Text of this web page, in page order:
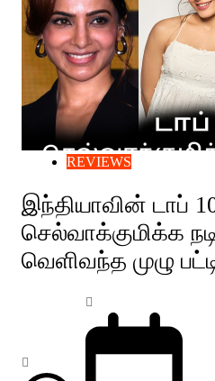
REVIEWS
இந்தியாவின் டாப்
செல்வாக்குமிக்க
வெளிவந்த முழு